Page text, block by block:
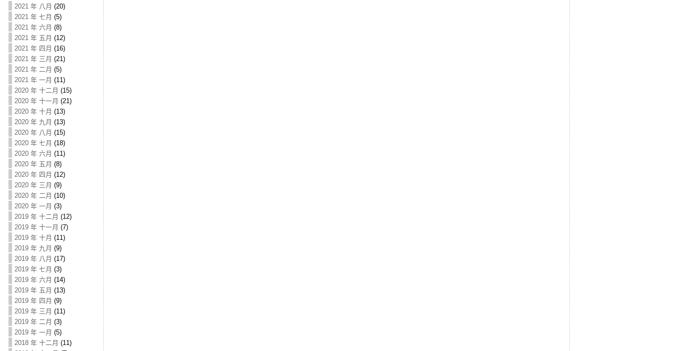
2021 年 八月 (20)
2021 年 七月 (5)
2021 年 六月 (8)
2021 年 五月 (12)
2021 年 四月 (16)
2021 年 三月 (21)
2021 年 二月 (5)
2021 年 一月 (11)
2020 年 十二月 (15)
2020 年 十一月 (21)
2020 年 十月 (13)
2020 年 九月 (13)
2020 年 八月 (15)
2020 年 七月 (18)
2020 年 六月 (11)
2020 年 五月 (8)
2020 年 四月 (12)
2020 年 三月 (9)
2020 年 二月 (10)
2020 年 一月 (3)
2019 年 十二月 (12)
2019 年 十一月 (7)
2019 年 十月 (11)
2019 年 九月 (9)
2019 年 八月 (17)
2019 年 七月 (3)
2019 年 六月 (14)
2019 年 五月 (13)
2019 年 四月 (9)
2019 年 三月 (11)
2019 年 二月 (3)
2019 年 一月 (5)
2018 年 十二月 (11)